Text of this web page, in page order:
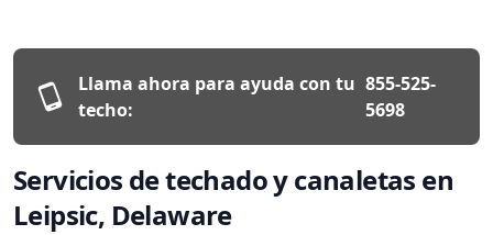
Llama ahora para ayuda con tu
techo:
855-525-
5698
Servicios de techado y canaletas en
Leipsic, Delaware